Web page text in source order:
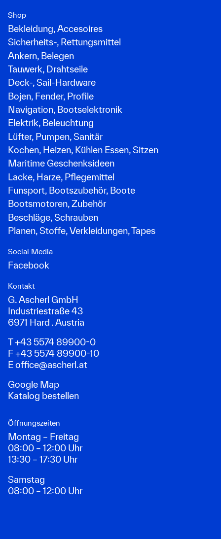
Shop
Bekleidung, Accesoires
Sicherheits-, Rettungsmittel
Ankern, Belegen
Tauwerk, Drahtseile
Deck-, Sail-Hardware
Bojen, Fender, Profile
Navigation, Bootselektronik
Elektrik, Beleuchtung
Lüfter, Pumpen, Sanitär
Kochen, Heizen, Kühlen Essen, Sitzen
Maritime Geschenksideen
Lacke, Harze, Pflegemittel
Funsport, Bootszubehör, Boote
Bootsmotoren, Zubehör
Beschläge, Schrauben
Planen, Stoffe, Verkleidungen, Tapes
Social Media
Facebook
Kontakt
G. Ascherl GmbH
Industriestraße 43
6971 Hard . Austria
T +43 5574 89900-0
F +43 5574 89900-10
Eoffice@ascherl.at
Google Map
Katalog bestellen
Öffnungszeiten
Montag – Freitag
08:00 – 12:00 Uhr
13:30 – 17:30 Uhr
Samstag
08:00 – 12:00 Uhr